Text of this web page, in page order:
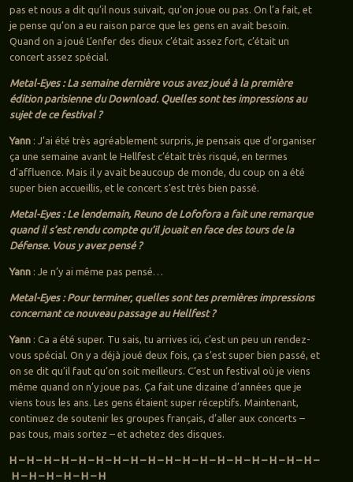
pas et nous a dit qu’il nous suivait, qu’on joue ou pas. On l’a fait, et
je pense qu’on a eu raison parce que les gens en avait besoin.
Quand on a joué L’enfer des dieux c’était assez fort, c’était un
concert assez spécial.
Metal-Eyes : La semaine dernière vous avez joué à la première
édition parisienne du Download. Quelles sont tes impressions au
sujet de ce festival ?
Yann : J’ai été très agréablement surpris, je pensais que d’organiser
ça une semaine avant le Hellfest c’était très risqué, en termes
d’affluence. Mais il y avait beaucoup de monde, du coup on a été
super bien accueillis, et le concert s’est très bien passé.
Metal-Eyes : Le lendemain, Reuno de Lofofora a fait une remarque
quand il s’est rendu compte qu’il jouait en face des tours de la
Défense. Vous y avez pensé ?
Yann : Je n’y ai même pas pensé…
Metal-Eyes : Pour terminer, quelles sont tes premières impressions
concernant ce nouveau passage au Hellfest ?
Yann : Ca a été super. Tu sais, tu arrives ici, c’est un peu un rendez-
vous spécial. On y a déjà joué deux fois, ça s’est super bien passé, et
on se dit qu’il faut qu’on soit meilleurs. C’est un festival où je viens
même quand on n’y joue pas. Ça fait une dizaine d’années que je
viens tous les ans. Les gens étaient super réceptifs. Maintenant,
continuez de soutenir les groupes français, d’aller aux concerts –
pas tous, mais sortez – et achetez des disques.
H – H – H – H – H – H – H – H – H – H – H – H – H – H – H – H – H – H –
H – H – H – H – H – H